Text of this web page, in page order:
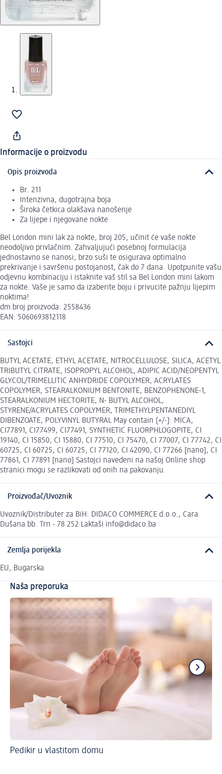
Informacije o proizvodu
Opis proizvoda
Br. 211
Intenzivna, dugotrajna boja
Široka četkica olakšava nanošenje
Za lijepe i njegovane nokte
Bel London mini lak za nokte, broj 205, učinit će vaše nokte
neodoljivo privlačnim. Zahvaljujući posebnoj formulacija
jednostavno se nanosi, brzo suši te osigurava optimalno
prekrivanje i savršenu postojanost, čak do 7 dana. Upotpunite vašu
odjevnu kombinaciju i istaknite vaš stil sa Bel London mini lakom
za nokte. Vaše je samo da izaberite boju i privucite pažnju lijepim
noktima!
dm broj proizvoda: 2558436
EAN: 5060693812118
Sastojci
BUTYL ACETATE, ETHYL ACETATE, NITROCELLULOSE, SILICA, ACETYL
TRIBUTYL CITRATE, ISOPROPYL ALCOHOL, ADIPIC ACID/NEOPENTYL
GLYCOL/TRIMELLITIC ANHYDRIDE COPOLYMER, ACRYLATES
COPOLYMER, STEARALKONIUM BENTONITE, BENZOPHENONE-1,
STEARALKONIUM HECTORITE, N- BUTYL ALCOHOL,
STYRENE/ACRYLATES COPOLYMER, TRIMETHYLPENTANEDIYL
DIBENZOATE, POLYVINYL BUTYRAL May contain [+/-]: MICA,
CI77891, CI77499, CI77491, SYNTHETIC FLUORPHLOGOPITE, CI
19140, CI 15850, CI 15880, CI 77510, CI 75470, CI 77007, CI 77742, CI
60725, CI 60725, CI 60725, CI 77120, CI 42090, CI 77266 [nano], CI
77861, CI 77891 [nano] Sastojci navedeni na našoj Online shop
stranici mogu se razlikovati od onih na pakovanju.
Proizvođač/Uvoznik
Uvoznik/Distributer za BiH: DIDACO COMMERCE d.o.o., Cara
Dušana bb. Trn - 78 252 Laktaši info@didaco.ba
Zemlja porijekla
EU, Bugarska
Naša preporuka
Pedikir u vlastitom domu